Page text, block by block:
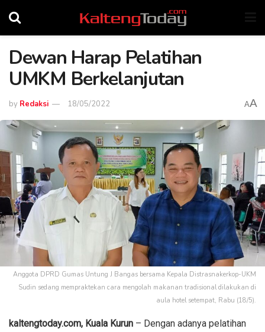
Dewan Harap Pelatihan
UMKM Berkelanjutan
by Redaksi 18/05/2022 AA
Anggota DPRD Gumas Untung J Bangas bersama Kepala Distrasnakerkop-UKM
Sudin sedang mempraktekan cara mengolah makanan tradisional dilakukan di
aula hotel setempat, Rabu (18/5).
kaltengtoday.com, Kuala Kurun – Dengan adanya pelatihan